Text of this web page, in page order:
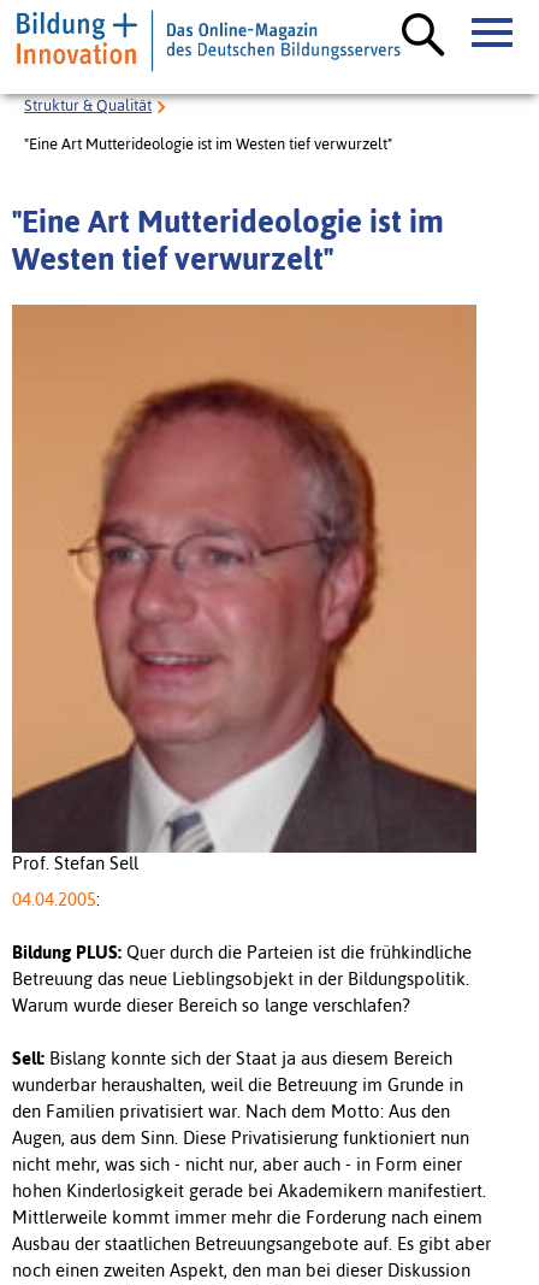
Struktur & Qualität
"Eine Art Mutterideologie ist im Westen tief verwurzelt"
"Eine Art Mutterideologie ist im
Westen tief verwurzelt"
Prof. Stefan Sell
04.04.2005:
Bildung PLUS: Quer durch die Parteien ist die frühkindliche
Betreuung das neue Lieblingsobjekt in der Bildungspolitik.
Warum wurde dieser Bereich so lange verschlafen?
Sell: Bislang konnte sich der Staat ja aus diesem Bereich
wunderbar heraushalten, weil die Betreuung im Grunde in
den Familien privatisiert war. Nach dem Motto: Aus den
Augen, aus dem Sinn. Diese Privatisierung funktioniert nun
nicht mehr, was sich - nicht nur, aber auch - in Form einer
hohen Kinderlosigkeit gerade bei Akademikern manifestiert.
Mittlerweile kommt immer mehr die Forderung nach einem
Ausbau der staatlichen Betreuungsangebote auf. Es gibt aber
noch einen zweiten Aspekt, den man bei dieser Diskussion